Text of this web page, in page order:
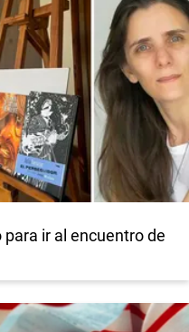
para ir al encuentro de